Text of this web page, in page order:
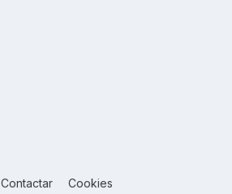
Contactar Cookies